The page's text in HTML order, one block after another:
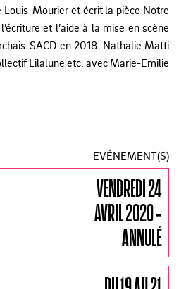
Mourier et écrit la pièce Notre
et l’aide à la mise en scène
SACD en 2018. Nathalie Matti
Lilalune etc. avec Marie-Emilie
EVÉNEMENT(S)
VENDREDI 24
AVRIL 2020 -
ANNULÉ